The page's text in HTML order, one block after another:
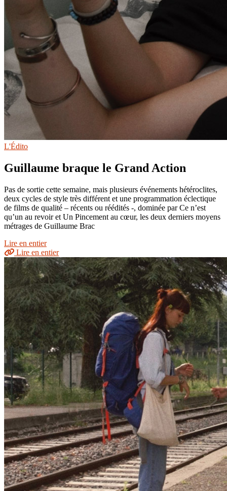
L'Édito
Guillaume braque le Grand Action
Pas de sortie cette semaine, mais plusieurs événements hétéroclites,
deux cycles de style très différent et une programmation éclectique
de films de qualité – récents ou réédités -, dominée par Ce n’est
qu’un au revoir et Un Pincement au cœur, les deux derniers moyens
métrages de Guillaume Brac
Lire en entier
Lire en entier